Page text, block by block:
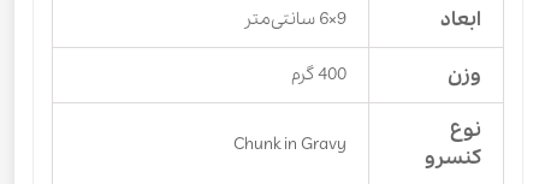
ابعاد 9×6 سانتی‌متر
وزن 400 گرم
نوع
کنسرو
Chunk in Gravy